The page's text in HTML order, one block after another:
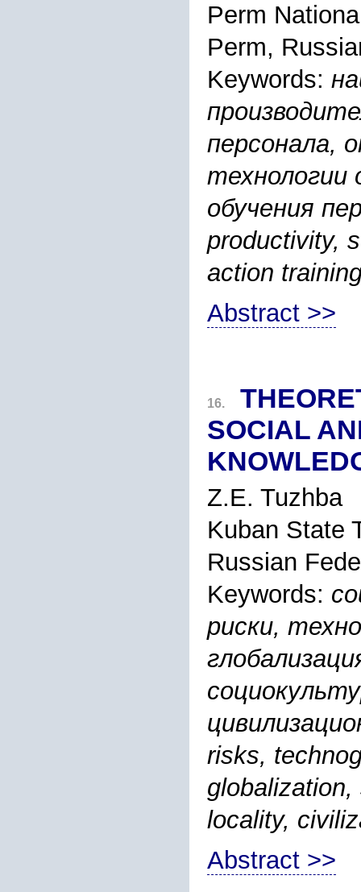
Perm
Perm,
Keywords:
персонала,
технологии
обучения
productivity,
action
Abstract >>
16.
SOCIAL
Z.E. Tuzhba
Kuban State
Russian
Keywords:
риски,
risks,
locality,
Abstract >>